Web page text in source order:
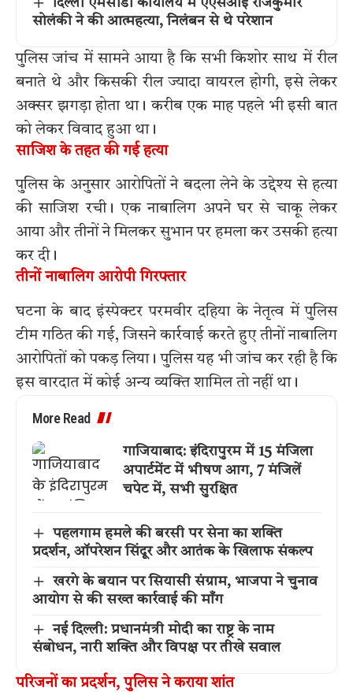
दिल्ली एमसीडी कार्यालय में एएसआई राजकुमार
सोलंकी ने की आत्महत्या, निलंबन से थे परेशान
पुलिस जांच में सामने आया है कि सभी किशोर साथ में रील
बनाते थे और किसकी रील ज्यादा वायरल होगी, इसे लेकर
अक्सर झगड़ा होता था। करीब एक माह पहले भी इसी बात
को लेकर विवाद हुआ था।
साजिश के तहत की गई हत्या
पुलिस के अनुसार आरोपितों ने बदला लेने के उद्देश्य से हत्या
की साजिश रची। एक नाबालिग अपने घर से चाकू लेकर
आया और तीनों ने मिलकर सुभान पर हमला कर उसकी हत्या
कर दी।
तीनों नाबालिग आरोपी गिरफ्तार
घटना के बाद इंस्पेक्टर परमवीर दहिया के नेतृत्व में पुलिस
टीम गठित की गई, जिसने कार्रवाई करते हुए तीनों नाबालिग
आरोपितों को पकड़ लिया। पुलिस यह भी जांच कर रही है कि
इस वारदात में कोई अन्य व्यक्ति शामिल तो नहीं था।
More Read
गाजियाबाद: इंदिरापुरम में 15 मंजिला
अपार्टमेंट में भीषण आग, 7 मंजिलें
चपेट में, सभी सुरक्षित
पहलगाम हमले की बरसी पर सेना का शक्ति
प्रदर्शन, ऑपरेशन सिंदूर और आतंक के खिलाफ संकल्प
खरगे के बयान पर सियासी संग्राम, भाजपा ने चुनाव
आयोग से की सख्त कार्रवाई की माँग
नई दिल्ली: प्रधानमंत्री मोदी का राष्ट्र के नाम
संबोधन, नारी शक्ति और विपक्ष पर तीखे सवाल
परिजनों का प्रदर्शन, पुलिस ने कराया शांत